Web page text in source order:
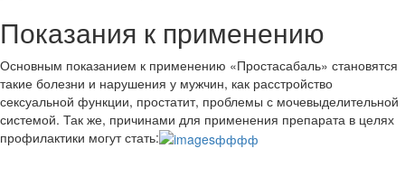
Показания к применению
Основным показанием к применению «Простасабаль» становятся
такие болезни и нарушения у мужчин, как расстройство
сексуальной функции, простатит, проблемы с мочевыделительной
системой. Так же, причинами для применения препарата в целях
профилактики могут стать: